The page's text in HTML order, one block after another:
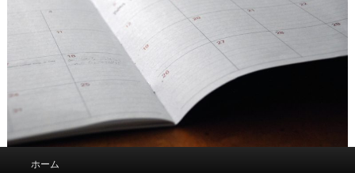
ホーム